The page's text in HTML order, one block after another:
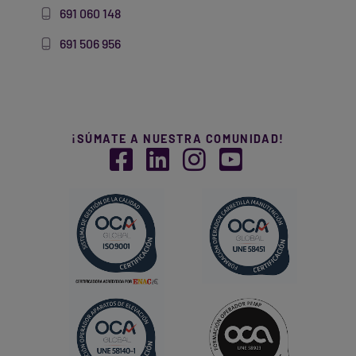
691 060 148
691 506 956
¡SÚMATE A NUESTRA COMUNIDAD!